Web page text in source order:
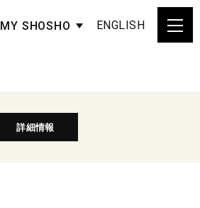
MY SHOSHO ENGLISH
詳細情報